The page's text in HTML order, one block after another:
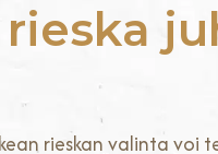
rieskan valinta voi